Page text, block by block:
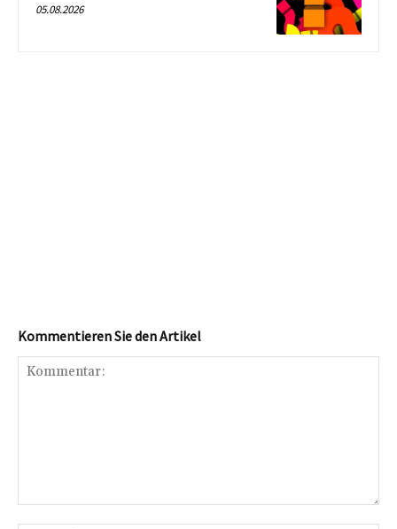
05.08.2026
Kommentieren Sie den Artikel